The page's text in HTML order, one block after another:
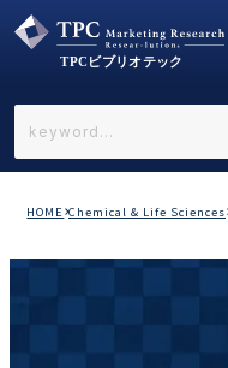
←戻る
HOME Chemical & Life Sciences